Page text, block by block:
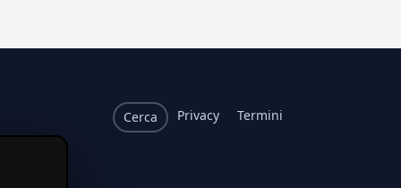
Cerca Privacy Termini